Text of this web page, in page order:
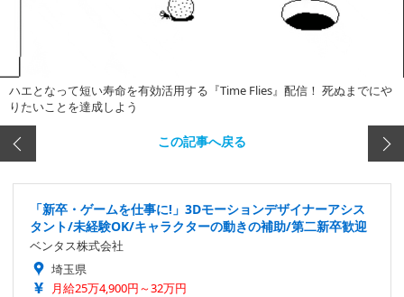
ハエとなって短い寿命を有効活用する『Time Flies』配信！ 死ぬまでにや
りたいことを達成しよう
この記事へ戻る
「新卒・ゲームを仕事に!」3Dモーションデザイナーアシス
タント/未経験OK/キャラクターの動きの補助/第二新卒歓迎
ベンタス株式会社
埼玉県
月給25万4,900円～32万円